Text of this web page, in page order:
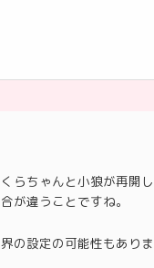
らちゃんと小狼が再開
が違うことですね。
の設定の可能性もありま